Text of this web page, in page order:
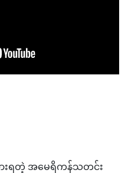
ားရတဲ့ အမေရိကန်သတင်း